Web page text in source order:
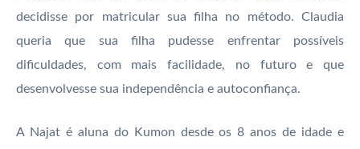
decidisse por matricular sua filha no método. Claudia
queria que sua filha pudesse enfrentar possíveis
dificuldades, com mais facilidade, no futuro e que
desenvolvesse sua independência e autoconfiança.
A Najat é aluna do Kumon desde os 8 anos de idade e